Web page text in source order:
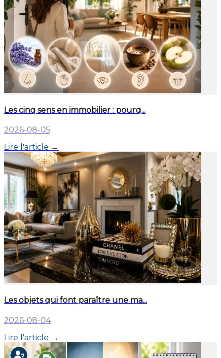
Les cinq sens en immobilier : pourq...
2026-08-05
Lire l'article →
Les objets qui font paraître une ma...
2026-08-04
Lire l'article →